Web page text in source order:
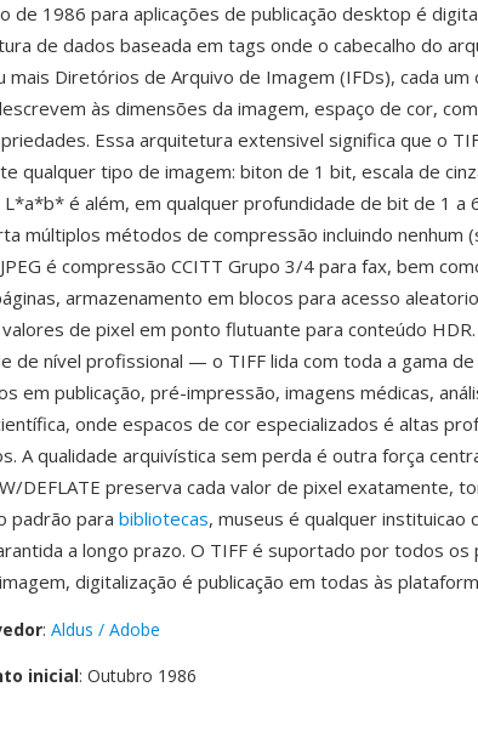
de 1986 para aplicações de publicação desktop é
de dados baseada em tags onde o cabecalho do
mais Diretórios de Arquivo de Imagem (IFDs), cada
às dimensões da imagem, espaço de cor,
Essa arquitetura extensivel significa que o
qualquer tipo de imagem: biton de 1 bit, escala de
L*a*b* é além, em qualquer profundidade de bit de 1 a
múltiplos métodos de compressão incluindo nenhum
JPEG é compressão CCITT Grupo 3/4 para fax, bem
armazenamento em blocos para acesso
de pixel em ponto flutuante para conteúdo
de nível profissional — o TIFF lida com toda a gama
em publicação, pré-impressão, imagens médicas,
onde espacos de cor especializados é altas
A qualidade arquivística sem perda é outra força
DEFLATE preserva cada valor de pixel exatamente,
padrão para bibliotecas, museus é qualquer instituicao
a longo prazo. O TIFF é suportado por todos os
digitalização é publicação em todas às
: Aldus / Adobe
inicial: Outubro 1986